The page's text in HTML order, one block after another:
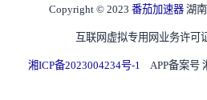
Copyright © 2023 番茄加速器 湖
互联网虚拟专用网业务许可
湘ICP备2023004234号-1 APP备案号